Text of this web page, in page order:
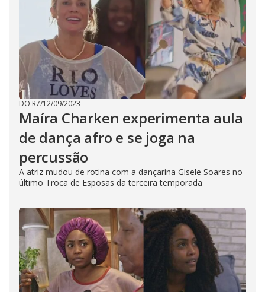
DO R7/12/09/2023
Maíra Charken experimenta aula
de dança afro e se joga na
percussão
A atriz mudou de rotina com a dançarina Gisele Soares no
último Troca de Esposas da terceira temporada